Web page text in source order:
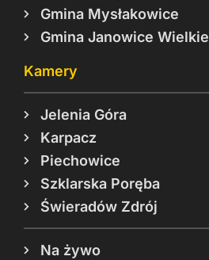
Gmina Mysłakowice
Gmina Janowice Wielkie
Kamery
Jelenia Góra
Karpacz
Piechowice
Szklarska Poręba
Świeradów Zdrój
Na żywo